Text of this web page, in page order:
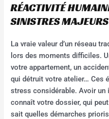
RÉACTIVITÉ
SINISTRES MAJEURS
La vraie valeur d’un réseau
lors des moments difficiles.
votre appartement, un
qui détruit votre atelier… Ces
stress considérable. Avoir
connaît votre dossier, qui
sait quelles démarches